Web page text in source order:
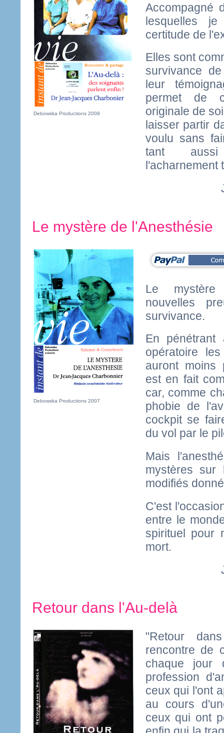
Debowska Productions 2008
Accompagné
lesquelles
certitude de
Elles sont
survivance
leur
permet de
originale de
laisser partir
voulu sans
tant aussi
l'acharnement
Le mystère de l'Anesthésie
Debowska Productions 2007
Le
nouvelles
survivance.
En
opératoire
auront moins
est en fait
car, comme
phobie de
cockpit se
du vol par le
Mais
mystères sur
modifiés
C'est
entre le
spirituel pour
mort.
Retour dans l'Au-delà
"Retour
rencontre de
chaque jour
profession
ceux qui l'ont
au cours
ceux qui ont